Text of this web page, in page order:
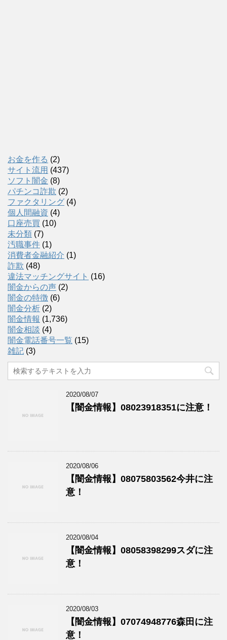
お金を作る (2)
サイト流用 (437)
ソフト闇金 (8)
パチンコ詐欺 (2)
ファクタリング (4)
個人間融資 (4)
口座売買 (10)
未分類 (7)
汚職事件 (1)
消費者金融紹介 (1)
詐欺 (48)
違法マッチングサイト (16)
闇金からの声 (2)
闇金の特徴 (6)
闇金分析 (2)
闇金情報 (1,736)
闇金相談 (4)
闇金電話番号一覧 (15)
雑記 (3)
2020/08/07
【闇金情報】08023918351に注意！
2020/08/06
【闇金情報】08075803562今井に注
意！
2020/08/04
【闇金情報】08058398299スダに注
意！
2020/08/03
【闇金情報】07074948776森田に注
意！